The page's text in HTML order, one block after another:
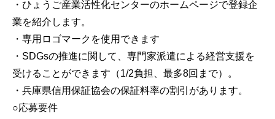
・ひょうご産業活性化センターのホームページで登録企
業を紹介します。
・専用ロゴマークを使用できます
・SDGsの推進に関して、専門家派遣による経営支援を
受けることができます（1/2負担、最多8回まで）。
・兵庫県信用保証協会の保証料率の割引があります。
○応募要件